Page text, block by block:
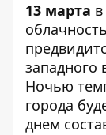
13 марта
западного
Ночью
города
днем